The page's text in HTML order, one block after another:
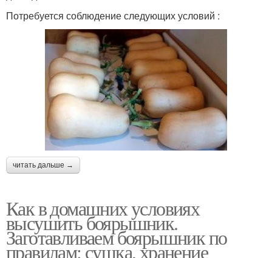
Потребуется соблюдение следующих условий :
читать дальше →
Как в домашних условиях
высушить боярышник.
Заготавливаем боярышник по
правилам: сушка, хранение